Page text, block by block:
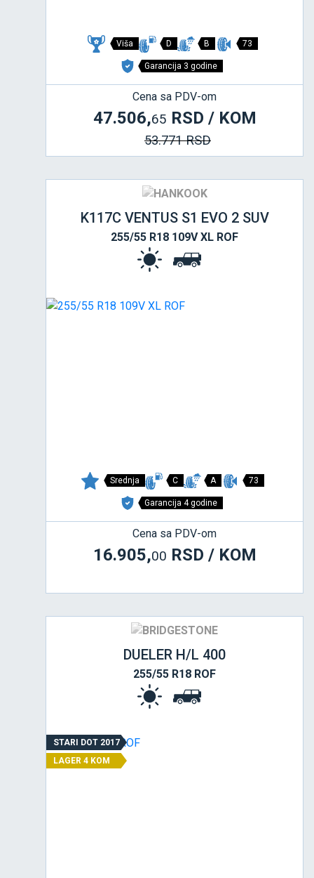
Viša D B 73
Garancija 3 godine
Cena sa PDV-om
47.506,65 RSD / KOM
53.771 RSD
K117C VENTUS S1 EVO 2 SUV
255/55 R18 109V XL ROF
Srednja C A 73
Garancija 4 godine
Cena sa PDV-om
16.905,00 RSD / KOM
DUELER H/L 400
255/55 R18 ROF
STARI DOT 2017
LAGER 4 KOM